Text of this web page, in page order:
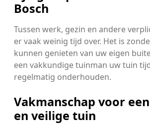
Bosch
Tussen werk, gezin en andere
er vaak weinig tijd over. Het is
kunnen genieten van uw eigen
een vakkundige tuinman uw tuin
regelmatig onderhouden.
Vakmanschap voor
en veilige tuin